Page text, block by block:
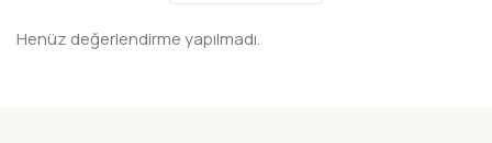
Henüz değerlendirme yapılmadı.